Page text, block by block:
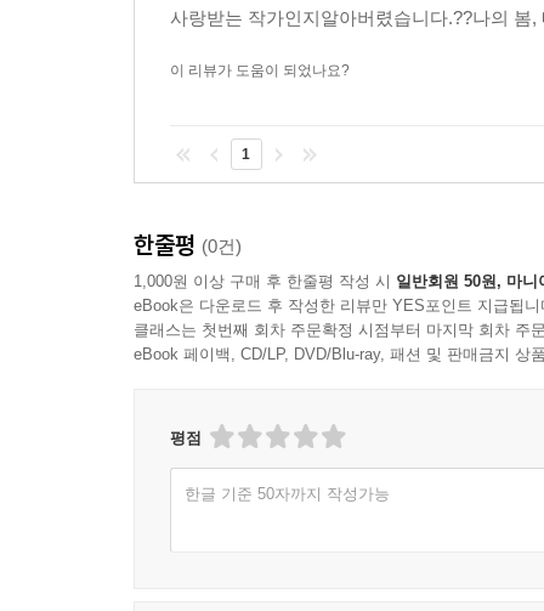
사랑받는 작가인지알아버렸습니다.??나의
이 리뷰가 도움이 되었나요?
1
한줄평 (0건)
1,000원 이상 구매 후 한줄평 작성 시 일반회원 50원, 마니
eBook은 다운로드 후 작성한 리뷰만 YES포인트 지급됩니
클래스는 첫번째 회차 주문확정 시점부터 마지막 회차 주
eBook 페이백, CD/LP, DVD/Blu-ray, 패션 및 판매금지 상
평점
한글 기준 50자까지 작성가능